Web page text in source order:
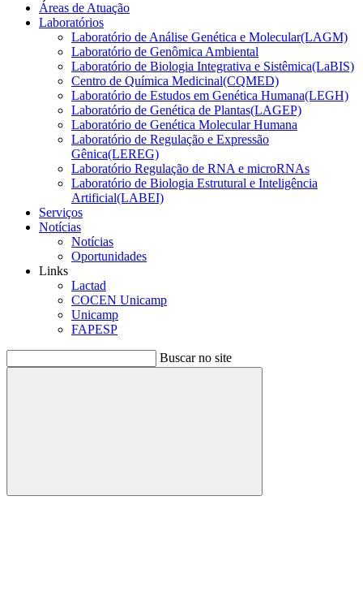
Áreas de Atuação
Laboratórios
Laboratório de Análise Genética e Molecular(LAGM)
Laboratório de Genômica Ambiental
Laboratório de Biologia Integrativa e Sistêmica(LaBIS)
Centro de Química Medicinal(CQMED)
Laboratório de Estudos em Genética Humana(LEGH)
Laboratório de Genética de Plantas(LAGEP)
Laboratório de Genética Molecular Humana
Laboratório de Regulação e Expressão
Gênica(LEREG)
Laboratório Regulação de RNA e microRNAs
Laboratório de Biologia Estrutural e Inteligência
Artificial(LABEI)
Serviços
Notícias
Notícias
Oportunidades
Links
Lactad
COCEN Unicamp
Unicamp
FAPESP
Buscar no site
Buscar